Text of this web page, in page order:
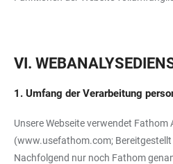
VI.
1. Umfang der Verarbeitung
Unsere Webseite verwendet Fathom
(www.usefathom.com;
Nachfolgend nur noch Fathom